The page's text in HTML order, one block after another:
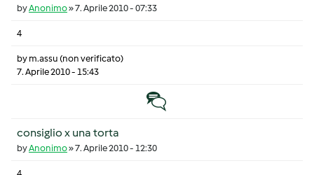
byAnonimo»7. Aprile 2010 - 07:33
4
by m.assu (non verificato)
7. Aprile 2010 - 15:43
Discussione normale
consiglio x una torta
byAnonimo»7. Aprile 2010 - 12:30